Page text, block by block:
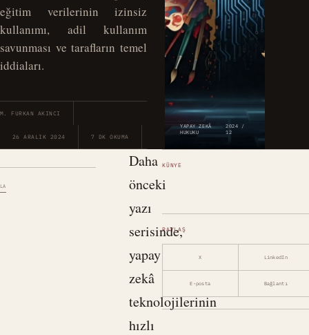
eğitim verilerinin izinsiz
kullanımı, adil kullanım
savunması ve tarafların temel
iddiaları.
M. FURKAN AKINCI
26 ARALIK 2024 7 DK OKUMA
YAPAY ZEKÂ
HUKUKU
2024 /
12
Daha
önceki
yazı
serisinde,
yapay
zekâ
teknolojilerinin
hızlı
KÜNYE
PAYLAŞ
X LinkedIn
E-posta Bağlantı